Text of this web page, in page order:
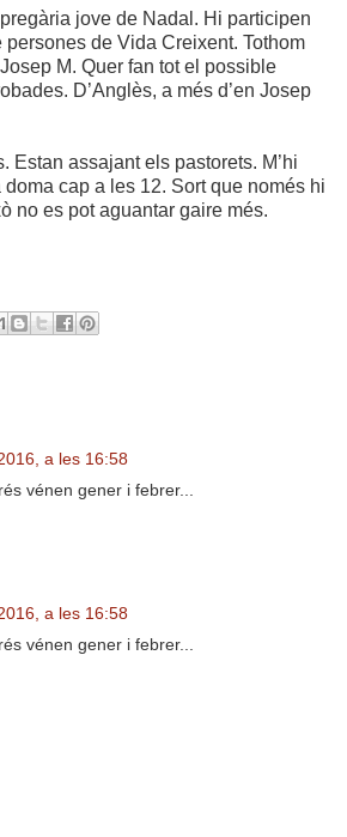
jove de Nadal. Hi participen
de Vida Creixent. Tothom
M. Quer fan tot el possible
D’Anglès, a més d’en Josep
Estan assajant els pastorets. M’hi
cap a les 12. Sort que només hi
no es pot aguantar gaire més.
a les 16:58
vénen gener i febrer...
a les 16:58
vénen gener i febrer...